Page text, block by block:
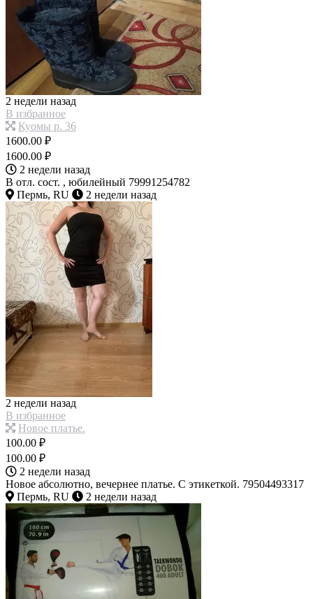
2 недели назад
В избранное
Куомы р. 36
1600.00 ₽
1600.00 ₽
2 недели назад
В отл. сост. , юбилейный 79991254782
Пермь, RU
2 недели назад
2 недели назад
В избранное
Новое платье.
100.00 ₽
100.00 ₽
2 недели назад
Новое абсолютно, вечернее платье. С этикеткой. 79504493317
Пермь, RU
2 недели назад